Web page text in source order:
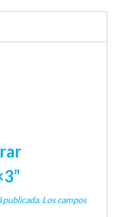
publicada.Los campos